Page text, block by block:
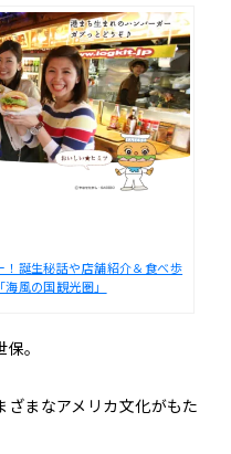
誕生秘話や店舗紹介＆食べ歩
風の国観光圏」
。
まなアメリカ文化がもた